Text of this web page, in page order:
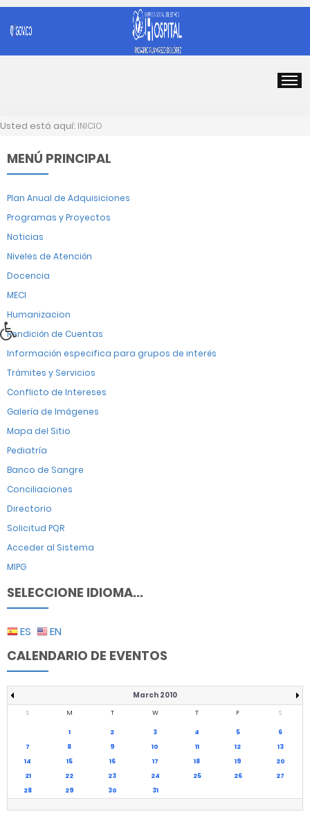
Usted está aquí: INICIO
MENÚ PRINCIPAL
Plan Anual de Adquisiciones
Programas y Proyectos
Noticias
Niveles de Atención
Docencia
MECI
Humanizacion
Rendición de Cuentas
Información especifica para grupos de interés
Trámites y Servicios
Conflicto de Intereses
Galería de Imágenes
Mapa del Sitio
Pediatría
Banco de Sangre
Conciliaciones
Directorio
Solicitud PQR
Acceder al Sistema
MIPG
SELECCIONE IDIOMA...
ES EN
CALENDARIO DE EVENTOS
March 2010
S M T W T F S
1 2 3 4 5
6
7
8 9 10 11 12
13
14
15 16 17 18 19
20
21
22 23 24 25 26
27
28
29 30 31